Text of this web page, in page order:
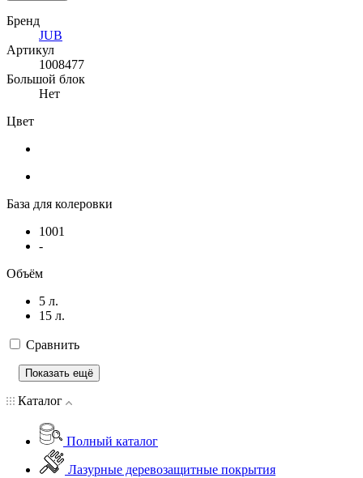
Бренд
JUB
Артикул
1008477
Большой блок
Нет
Цвет
База для колеровки
1001
-
Объём
5 л.
15 л.
Сравнить
Показать ещё
Каталог
Полный каталог
Лазурные деревозащитные покрытия